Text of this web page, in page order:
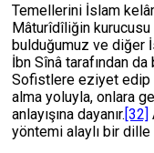
Temellerini İslam
Mâturîdîliğin kurucusu
bulduğumuz ve diğer
İbn Sînâ tarafından
Sofistlere eziyet edip
alma yoluyla, onlara
anlayışına dayanır.[32]
yöntemi alaylı bir